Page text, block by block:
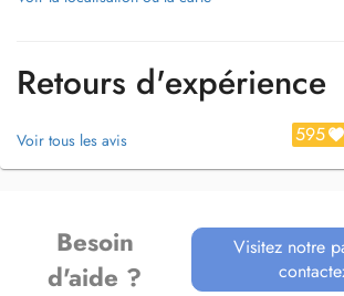
Retours d'expérience
Voir tous les avis 595
Besoin
d'aide ?
Visitez notre